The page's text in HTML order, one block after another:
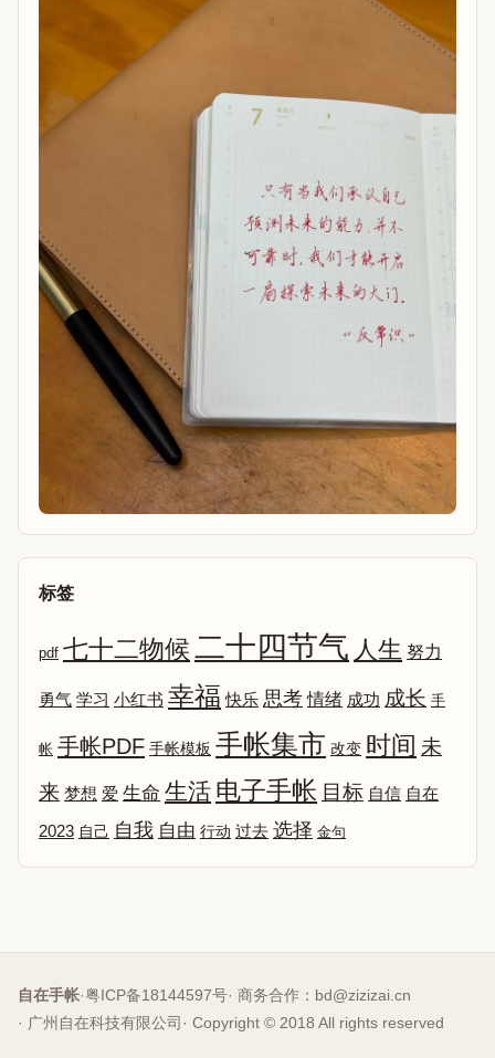
标签
pdf 七十二物候二十四节气 人生 努力
勇气 学习 小红书 幸福 快乐 思考 情绪 成功 成长 手
帐 手帐PDF 手帐模板 手帐集市 改变 时间 未
来 梦想 爱 生命 生活 电子手帐 目标 自信 自在
2023 自己 自我 自由 行动 过去 选择 金句
自在手帐·粤ICP备18144597号· 商务合作： bd@zizizai.cn
· 广州自在科技有限公司 · Copyright © 2018 All rights reserved